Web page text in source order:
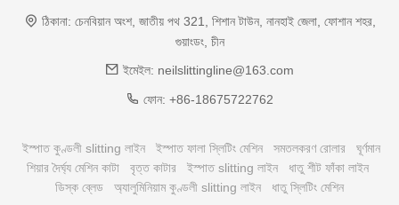
ঠিকানা: চেনবিয়ান অংশ, জাতীয় পথ 321, শিশান টাউন, নানহাই জেলা, ফোশান শহর,
গুয়াংডং, চীন
ইমেইল: neilslittingline@163.com
ফোন: +86-18675722762
ইস্পাত কুণ্ডলী slitting লাইন ইস্পাত ফালা স্লিটিং মেশিন সমতলকরণ রোলার
ঘূর্ণমান
শিয়ার দৈর্ঘ্য মেশিন কাটা
বৃত্ত কাটার ইস্পাত slitting লাইন
ধাতু শীট ফাঁকা লাইন
ডিস্ক ব্লেড
অ্যালুমিনিয়াম কুণ্ডলী slitting লাইন ধাতু স্লিটিং মেশিন